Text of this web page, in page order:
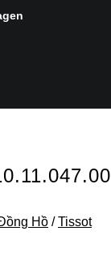
Hồ / Tissot